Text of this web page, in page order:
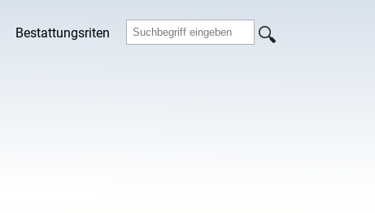
Bestattungsriten